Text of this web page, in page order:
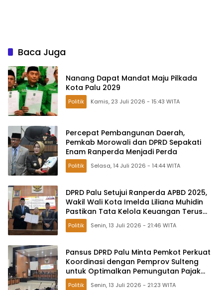
Baca Juga
Nanang Dapat Mandat Maju Pilkada
Kota Palu 2029
Politik Kamis, 23 Juli 2026 - 15:43 WITA
Percepat Pembangunan Daerah,
Pemkab Morowali dan DPRD Sepakati
Enam Ranperda Menjadi Perda
Politik Selasa, 14 Juli 2026 - 14:44 WITA
DPRD Palu Setujui Ranperda APBD 2025,
Wakil Wali Kota Imelda Liliana Muhidin
Pastikan Tata Kelola Keuangan Terus
Dibenahi
Politik Senin, 13 Juli 2026 - 21:46 WITA
Pansus DPRD Palu Minta Pemkot Perkuat
Koordinasi dengan Pemprov Sulteng
untuk Optimalkan Pemungutan Pajak
Tambang
Politik Senin, 13 Juli 2026 - 21:23 WITA